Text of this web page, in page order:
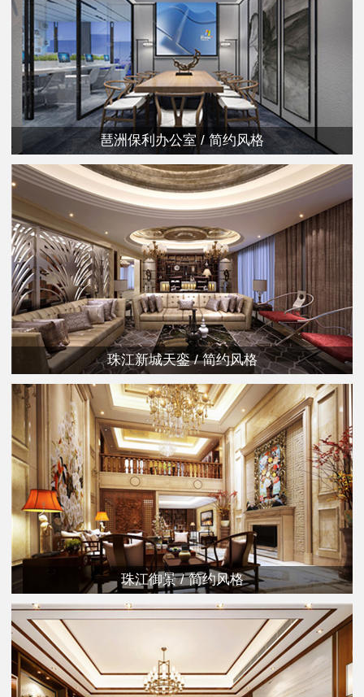
琶洲保利办公室 / 简约风格
珠江新城天銮 / 简约风格
珠江御景 / 简约风格